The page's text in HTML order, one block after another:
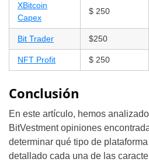
XBitcoin
Capex
$ 250
Bit Trader $250
NFT Profit $ 250
Conclusión
En este artículo, hemos
BitVestment opiniones
determinar qué tipo de
detallado cada una de las